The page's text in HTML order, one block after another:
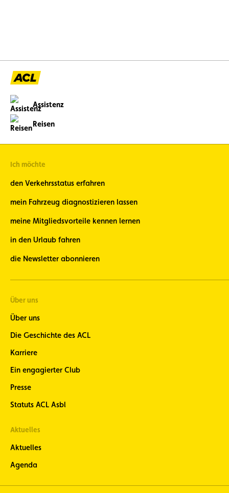
Assistenz
Reisen
Ich möchte
den Verkehrsstatus erfahren
mein Fahrzeug diagnostizieren lassen
meine Mitgliedsvorteile kennen lernen
in den Urlaub fahren
die Newsletter abonnieren
Über uns
Über uns
Die Geschichte des ACL
Karriere
Ein engagierter Club
Presse
Statuts ACL Asbl
Aktuelles
Aktuelles
Agenda